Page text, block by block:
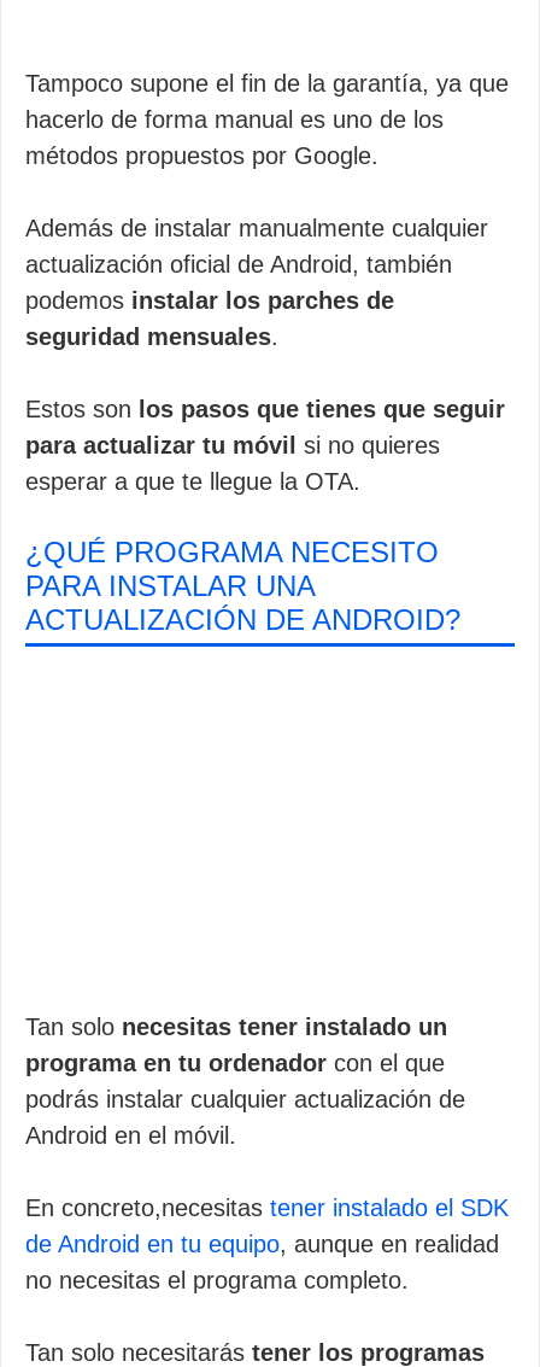
Tampoco supone el fin de la garantía, ya que
hacerlo de forma manual es uno de los
métodos propuestos por Google.
Además de instalar manualmente cualquier
actualización oficial de Android, también
podemos instalar los parches de
seguridad mensuales.
Estos son los pasos que tienes que seguir
para actualizar tu móvil si no quieres
esperar a que te llegue la OTA.
¿QUÉ PROGRAMA NECESITO
PARA INSTALAR UNA
ACTUALIZACIÓN DE ANDROID?
Tan solo necesitas tener instalado un
programa en tu ordenador con el que
podrás instalar cualquier actualización de
Android en el móvil.
En concreto,necesitas tener instalado el SDK
de Android en tu equipo, aunque en realidad
no necesitas el programa completo.
Tan solo necesitarás tener los programas